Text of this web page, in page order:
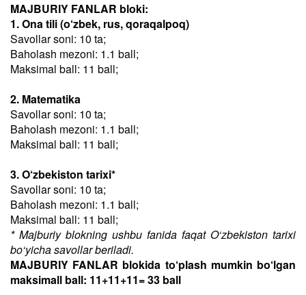
MAJBURIY FANLAR bloki:
1. Ona tili (o‘zbek, rus, qoraqalpoq)
Savollar soni: 10 ta;
Baholash mezoni: 1.1 ball;
Maksimal ball: 11 ball;
2. Matematika
Savollar soni: 10 ta;
Baholash mezoni: 1.1 ball;
Maksimal ball: 11 ball;
3. O‘zbekiston tarixi*
Savollar soni: 10 ta;
Baholash mezoni: 1.1 ball;
Maksimal ball: 11 ball;
* Majburiy blokning ushbu fanida faqat O‘zbekiston tarixi
bo‘yicha savollar beriladi.
MAJBURIY FANLAR blokida to‘plash mumkin bo‘lgan
maksimall ball: 11+11+11= 33 ball